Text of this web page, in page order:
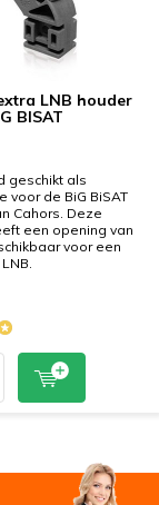
LNB houder
BISAT
geschikt als
voor de BiG BiSAT
Cahors. Deze
een opening van
voor een